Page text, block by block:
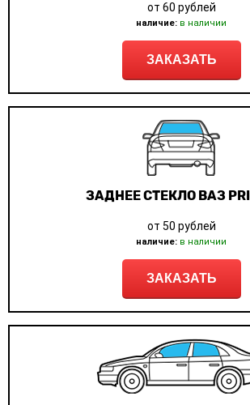
от 60 рублей
наличие: в наличии
ЗАКАЗАТЬ
ЗАДНЕЕ СТЕКЛО ВАЗ
от 50 рублей
наличие: в наличии
ЗАКАЗАТЬ